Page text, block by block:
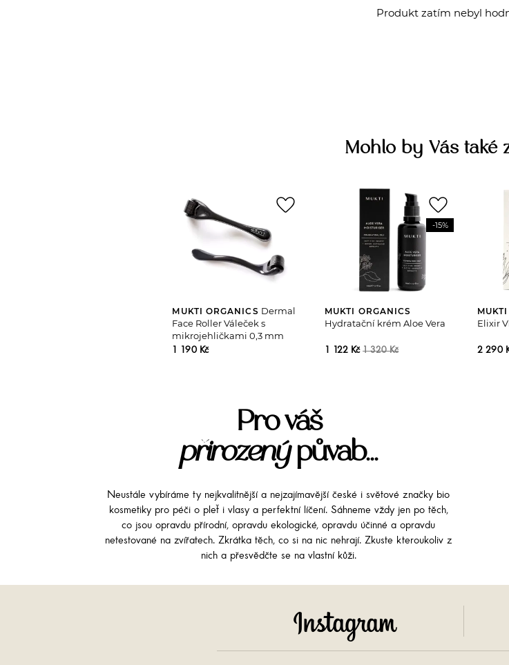
Produkt zatím nebyl
Mohlo by Vás také
MUKTI ORGANICS Dermal
Face Roller Váleček s
mikrojehličkami 0,3 mm
1 190 Kč
favorite_border
MUKTI ORGANICS
Hydratační krém Aloe Vera
1 122 Kč1 320 Kč
-15%
favorite_border
Elixir
2 290
Pro váš
přirozenýpůvab...
Neustále vybíráme ty nejkvalitnější a nejzajímavější české i světové značky bio
kosmetiky pro péči o pleť i vlasy a perfektní líčení. Sáhneme vždy jen po těch,
co jsou opravdu přírodní, opravdu ekologické, opravdu účinné a opravdu
netestované na zvířatech. Zkrátka těch, co si na nic nehrají. Zkuste kteroukoliv z
nich a přesvědčte se na vlastní kůži.